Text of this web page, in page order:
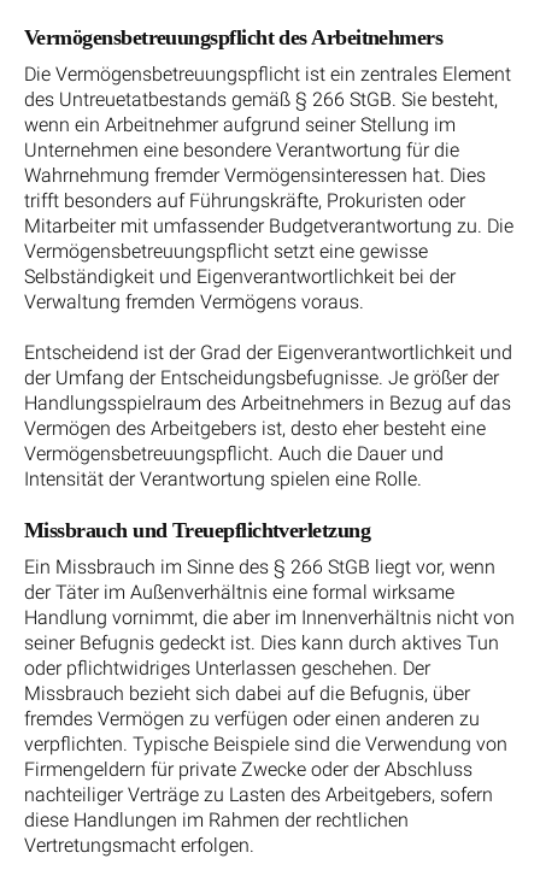
Vermögensbetreuungspflicht des Arbeitnehmers
Die Vermögensbetreuungspflicht ist ein zentrales Element
des Untreuetatbestands gemäß § 266 StGB. Sie besteht,
wenn ein Arbeitnehmer aufgrund seiner Stellung im
Unternehmen eine besondere Verantwortung für die
Wahrnehmung fremder Vermögensinteressen hat. Dies
trifft besonders auf Führungskräfte, Prokuristen oder
Mitarbeiter mit umfassender Budgetverantwortung zu. Die
Vermögensbetreuungspflicht setzt eine gewisse
Selbständigkeit und Eigenverantwortlichkeit bei der
Verwaltung fremden Vermögens voraus.
Entscheidend ist der Grad der Eigenverantwortlichkeit und
der Umfang der Entscheidungsbefugnisse. Je größer der
Handlungsspielraum des Arbeitnehmers in Bezug auf das
Vermögen des Arbeitgebers ist, desto eher besteht eine
Vermögensbetreuungspflicht. Auch die Dauer und
Intensität der Verantwortung spielen eine Rolle.
Missbrauch und Treuepflichtverletzung
Ein Missbrauch im Sinne des § 266 StGB liegt vor, wenn
der Täter im Außenverhältnis eine formal wirksame
Handlung vornimmt, die aber im Innenverhältnis nicht von
seiner Befugnis gedeckt ist. Dies kann durch aktives Tun
oder pflichtwidriges Unterlassen geschehen. Der
Missbrauch bezieht sich dabei auf die Befugnis, über
fremdes Vermögen zu verfügen oder einen anderen zu
verpflichten. Typische Beispiele sind die Verwendung von
Firmengeldern für private Zwecke oder der Abschluss
nachteiliger Verträge zu Lasten des Arbeitgebers, sofern
diese Handlungen im Rahmen der rechtlichen
Vertretungsmacht erfolgen.